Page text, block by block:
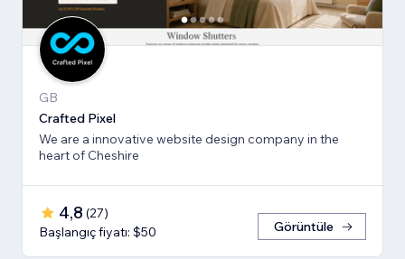
GB
Crafted Pixel
We are a innovative website design company in the
heart of Cheshire
4,8 (27)
Başlangıç fiyatı: $50
Görüntüle